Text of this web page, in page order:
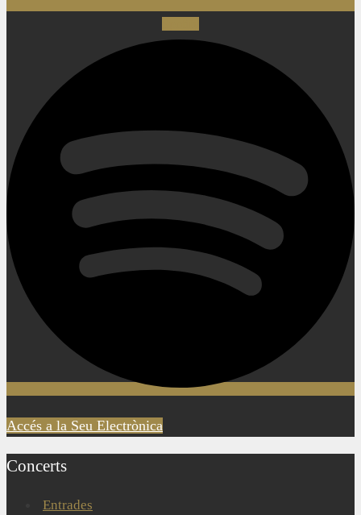
Accés a la Seu Electrònica
Concerts
Entrades